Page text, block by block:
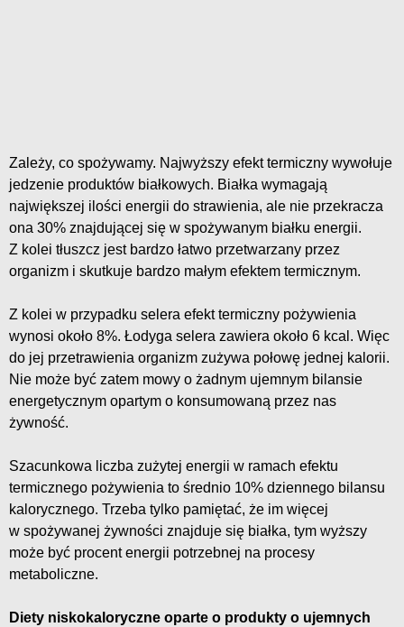
Zależy, co spożywamy. Najwyższy efekt termiczny wywołuje
jedzenie produktów białkowych. Białka wymagają
największej ilości energii do strawienia, ale nie przekracza
ona 30% znajdującej się w spożywanym białku energii.
Z kolei tłuszcz jest bardzo łatwo przetwarzany przez
organizm i skutkuje bardzo małym efektem termicznym.
Z kolei w przypadku selera efekt termiczny pożywienia
wynosi około 8%. Łodyga selera zawiera około 6 kcal. Więc
do jej przetrawienia organizm zużywa połowę jednej kalorii.
Nie może być zatem mowy o żadnym ujemnym bilansie
energetycznym opartym o konsumowaną przez nas
żywność.
Szacunkowa liczba zużytej energii w ramach efektu
termicznego pożywienia to średnio 10% dziennego bilansu
kalorycznego. Trzeba tylko pamiętać, że im więcej
w spożywanej żywności znajduje się białka, tym wyższy
może być procent energii potrzebnej na procesy
metaboliczne.
Diety niskokaloryczne oparte o produkty o ujemnych